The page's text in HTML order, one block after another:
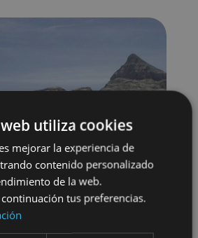
utiliza cookies
mejorar la experiencia de
contenido personalizado
de la web.
continuación tus preferencias.